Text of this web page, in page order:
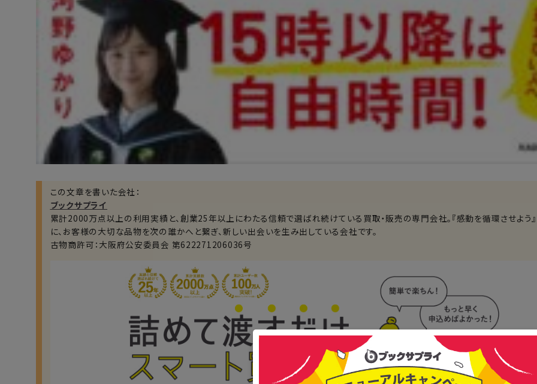
この文章を書いた会社：
ブックサプライ
累計2000万点以上の利用実績と、創業25年以上にわたる信頼で選ばれ続けている買取・販売の専門会社。『感動を循環させよう
に、お客様の大切な品物を次の誰かへと繋ぎ、新しい出会いを生み出している会社です。
古物商許可：大阪府公安委員会 第622271206036号